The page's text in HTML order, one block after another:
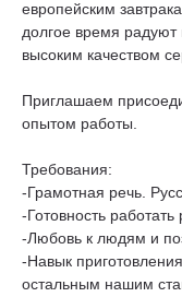
европейским
долгое время
высоким качеством
Приглашаем
опытом работы.
Требования:
-Грамотная речь.
-Готовность
-Любовь к людям и
-Навык
остальным нашим